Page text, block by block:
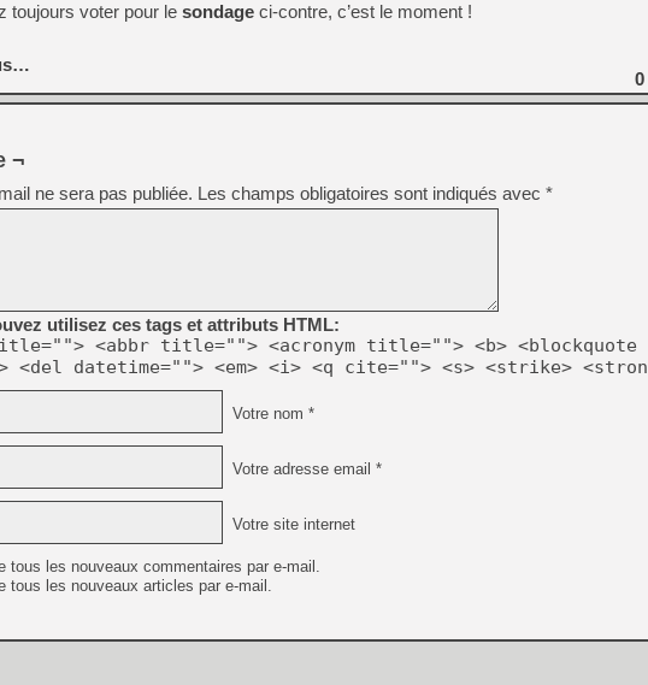
toujours voter pour le sondage ci-contre, c’est le moment !
0
¬
ne sera pas publiée. Les champs obligatoires sont indiqués avec *
utilisez ces tags et attributs HTML:
<abbr title=""> <acronym title=""> <b> <blockquote
<del datetime=""> <em> <i> <q cite=""> <s> <strike>
Votre nom *
Votre adresse email *
Votre site internet
tous les nouveaux commentaires par e-mail.
tous les nouveaux articles par e-mail.